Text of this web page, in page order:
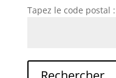
Tapez le code postal :